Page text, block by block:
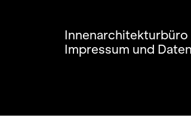
Innenarchitekturbüro
Impressum und